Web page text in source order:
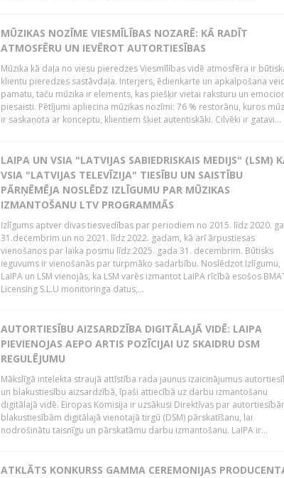
MŪZIKAS NOZĪME VIESMĪLĪBAS NOZARĒ: KĀ RADĪT
ATMOSFĒRU UN IEVĒROT AUTORTIESĪBAS
Mūzika kā daļa no viesu pieredzes Viesmīlības vidē atmosfēra ir
klientu pieredzes sastāvdaļa. Interjers, ēdienkarte un apkalpošana
pamatu, taču mūzika ir elements, kas piešķir vietai raksturu un
piesaisti. Pētījumi apliecina mūzikas nozīmi: 76 % restorānu, kuros
ir saskaņota ar konceptu, klientiem šķiet autentiskāki. Cilvēki ir gatavi...
LAIPA UN VSIA "LATVIJAS SABIEDRISKAIS MEDIJS" (LSM)
VSIA "LATVIJAS TELEVĪZIJA" TIESĪBU UN SAISTĪBU
PĀRŅĒMĒJA NOSLĒDZ IZLĪGUMU PAR MŪZIKAS
IZMANTOŠANU LTV PROGRAMMĀS
Izlīgums aptver divas tiesvedības par periodiem no 2015. līdz 2020.
31.decembrim un no 2021. līdz 2022. gadam, kā arī ārpustiesas
vienošanos par laika posmu līdz 2025. gada 31. decembrim. Būtisks
ieguvums ir vienošanās par turpmāko sadarbību. Noslēdzot Izlīgumu,
LaIPA un LSM vienojās, ka LSM varēs izmantot LaIPA rīcībā esošos
Licensing S.L.U monitoringa datus,...
AUTORTIESĪBU AIZSARDZĪBA DIGITĀLAJĀ VIDĒ: LAIPA
PIEVIENOJAS AEPO ARTIS POZĪCIJAI UZ SKAIDRU DSM
REGULĒJUMU
Mākslīgā intelekta straujā attīstība rada jaunus izaicinājumus
un blakustiesību aizsardzībā, īpaši attiecībā uz darbu izmantošanu
digitālajā vidē. Eiropas Komisija ir uzsākusi Direktīvas par
blakustiesībām digitālajā vienotajā tirgū (DSM) pārskatīšanu, lai
nodrošinātu taisnīgu un pārskatāmu darbu izmantošanu. LaIPA ir...
ATKLĀTS KONKURSS GAMMA CEREMONIJAS